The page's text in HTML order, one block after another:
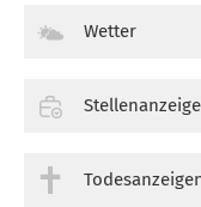
Wetter